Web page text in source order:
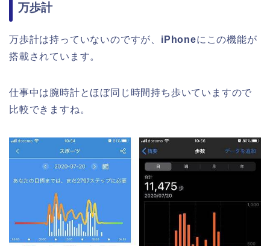
万歩計
万歩計は持っていないのですが、 iPhoneにこの機能が
搭載されています。
仕事中は腕時計とほぼ同じ時間持ち歩いていますので
比較できますね。